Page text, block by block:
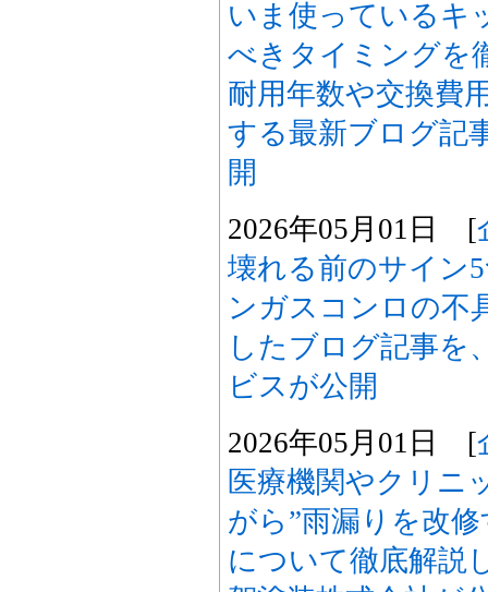
いま使っているキ
べきタイミングを
耐用年数や交換費
する最新ブログ記
開
2026年05月01日 [
壊れる前のサイン
ンガスコンロの不
したブログ記事を
ビスが公開
2026年05月01日 [
医療機関やクリニ
がら”雨漏りを改
について徹底解説